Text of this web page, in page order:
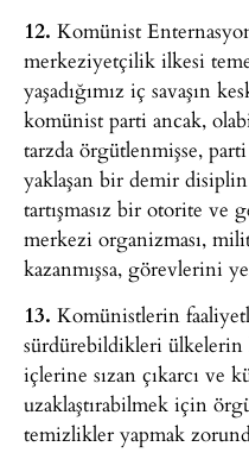
12. Komünist
merkeziyetçilik ilkesi
yaşadığımız iç savaşın
komünist parti ancak,
tarzda örgütlenmişse,
yaklaşan bir demir
tartışmasız bir otorite ve
merkezi organizması,
kazanmışsa, görevlerini
13. Komünistlerin
sürdürebildikleri
içlerine sızan çıkarcı ve
uzaklaştırabilmek için
temizlikler yapmak